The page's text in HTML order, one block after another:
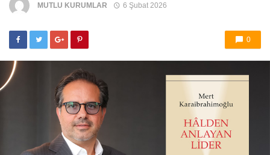
MUTLU KURUMLAR 6 Şubat 2026
0